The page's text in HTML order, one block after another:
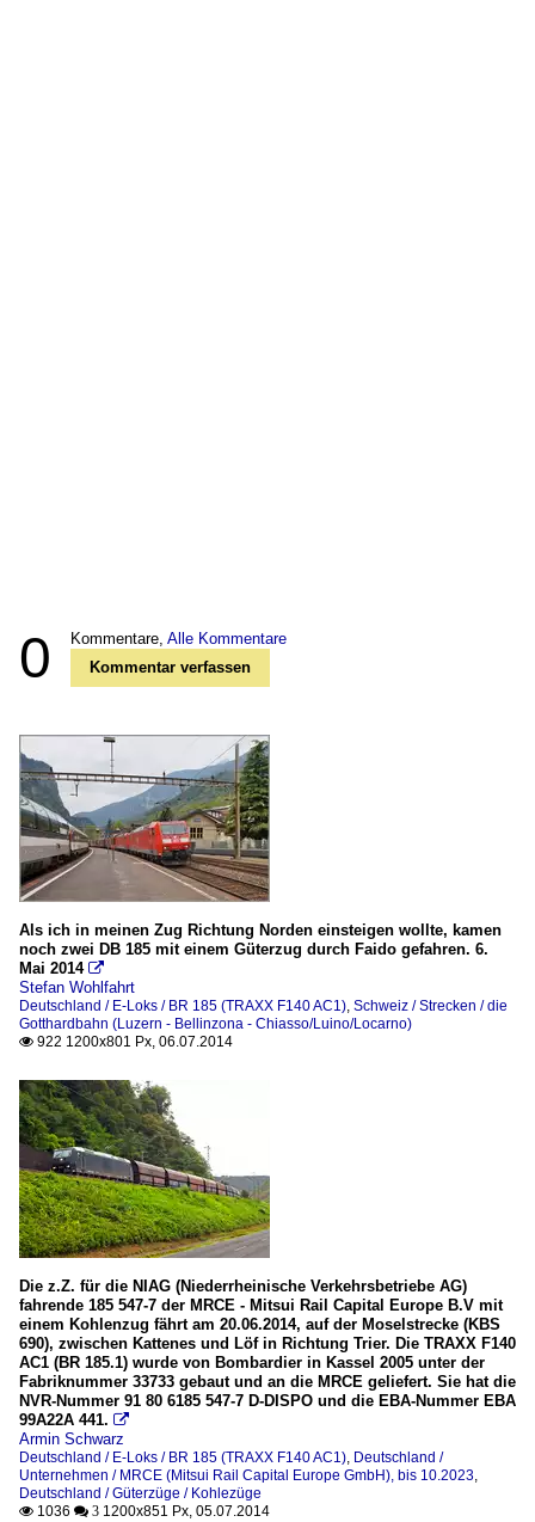
0 Kommentare, Alle Kommentare
Kommentar verfassen
Als ich in meinen Zug Richtung Norden einsteigen wollte, kamen
noch zwei DB 185 mit einem Güterzug durch Faido gefahren. 6.
Mai 2014 
Stefan Wohlfahrt
Deutschland / E-Loks / BR 185 (TRAXX F140 AC1), Schweiz / Strecken / die
Gotthardbahn (Luzern - Bellinzona - Chiasso/Luino/Locarno)
 922 1200x801 Px, 06.07.2014
Die z.Z. für die NIAG (Niederrheinische Verkehrsbetriebe AG)
fahrende 185 547-7 der MRCE - Mitsui Rail Capital Europe B.V mit
einem Kohlenzug fährt am 20.06.2014, auf der Moselstrecke (KBS
690), zwischen Kattenes und Löf in Richtung Trier. Die TRAXX F140
AC1 (BR 185.1) wurde von Bombardier in Kassel 2005 unter der
Fabriknummer 33733 gebaut und an die MRCE geliefert. Sie hat die
NVR-Nummer 91 80 6185 547-7 D-DISPO und die EBA-Nummer EBA
99A22A 441. 
Armin Schwarz
Deutschland / E-Loks / BR 185 (TRAXX F140 AC1), Deutschland /
Unternehmen / MRCE (Mitsui Rail Capital Europe GmbH), bis 10.2023,
Deutschland / Güterzüge / Kohlezüge
 1036  3 1200x851 Px, 05.07.2014